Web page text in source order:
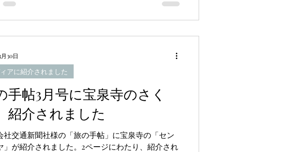
手帖3月号に宝泉寺のさく
紹介されました
社交通新聞社様の「旅の手帖」に宝泉寺の「セン
」が紹介されました。2ページにわたり、紹介され
アに紹介されました
30日